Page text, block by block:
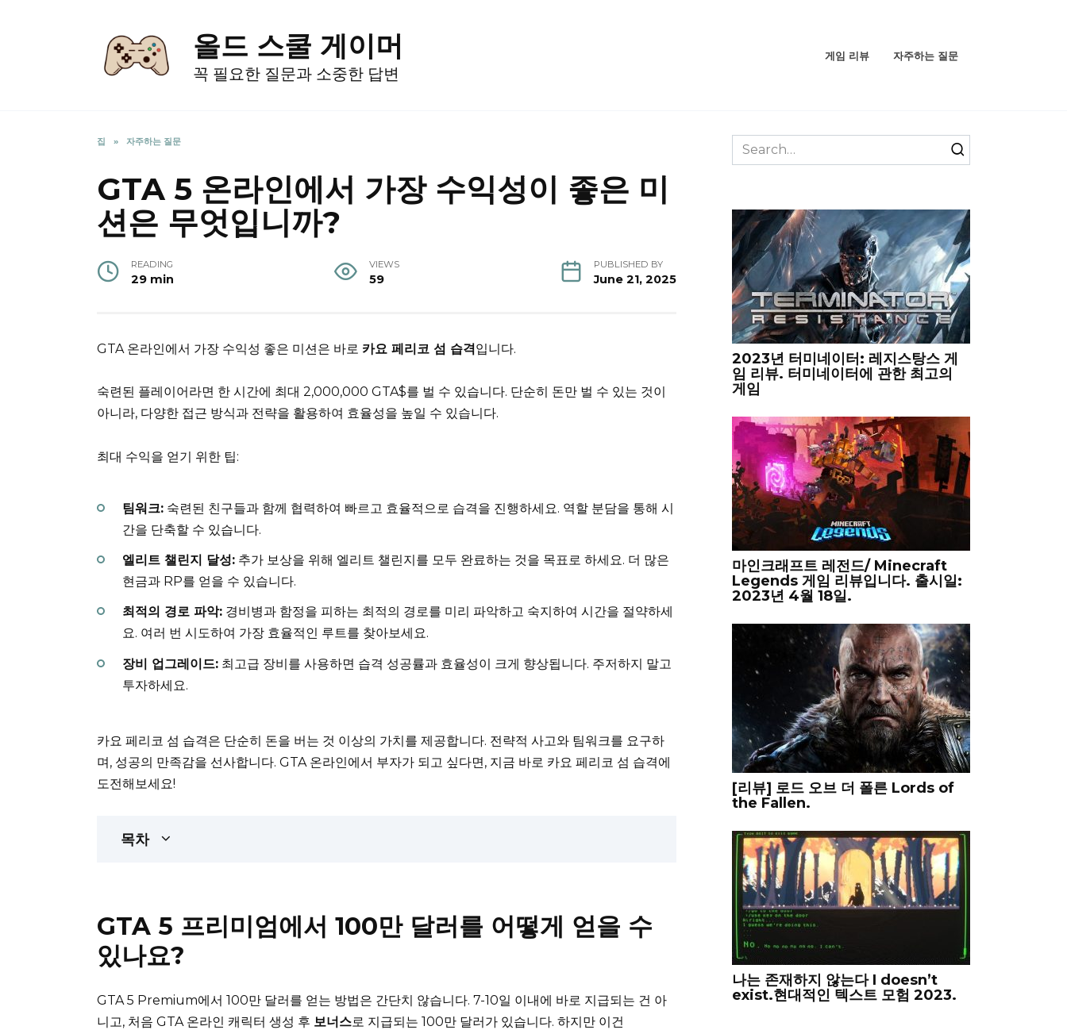
올드 스쿨 게이머
꼭 필요한 질문과 소중한 답변
게임 리뷰 자주하는 질문
집 » 자주하는 질문
GTA 5 온라인에서 가장 수익성이 좋은 미
션은 무엇입니까?
READING
29 min
VIEWS
59
PUBLISHED BY
June 21, 2025
GTA 온라인에서 가장 수익성 좋은 미션은 바로 카요 페리코 섬 습격입니다.
숙련된 플레이어라면 한 시간에 최대 2,000,000 GTA$를 벌 수 있습니다. 단순히 돈만 벌 수 있는 것이
아니라, 다양한 접근 방식과 전략을 활용하여 효율성을 높일 수 있습니다.
최대 수익을 얻기 위한 팁:
팀워크: 숙련된 친구들과 함께 협력하여 빠르고 효율적으로 습격을 진행하세요. 역할 분담을 통해 시
간을 단축할 수 있습니다.
엘리트 챌린지 달성: 추가 보상을 위해 엘리트 챌린지를 모두 완료하는 것을 목표로 하세요. 더 많은
현금과 RP를 얻을 수 있습니다.
최적의 경로 파악: 경비병과 함정을 피하는 최적의 경로를 미리 파악하고 숙지하여 시간을 절약하세
요. 여러 번 시도하여 가장 효율적인 루트를 찾아보세요.
장비 업그레이드: 최고급 장비를 사용하면 습격 성공률과 효율성이 크게 향상됩니다. 주저하지 말고
투자하세요.
카요 페리코 섬 습격은 단순히 돈을 버는 것 이상의 가치를 제공합니다. 전략적 사고와 팀워크를 요구하
며, 성공의 만족감을 선사합니다. GTA 온라인에서 부자가 되고 싶다면, 지금 바로 카요 페리코 섬 습격에
도전해보세요!
목차
GTA 5 프리미엄에서 100만 달러를 어떻게 얻을 수
있나요?
GTA 5 Premium에서 100만 달러를 얻는 방법은 간단치 않습니다. 7-10일 이내에 바로 지급되는 건 아
니고, 처음 GTA 온라인 캐릭터 생성 후 보너스로 지급되는 100만 달러가 있습니다. 하지만 이건
Search
for:
2023년 터미네이터: 레지스탕스 게
임 리뷰. 터미네이터에 관한 최고의
게임
마인크래프트 레전드/ Minecraft
Legends 게임 리뷰입니다. 출시일:
2023년 4월 18일.
[리뷰] 로드 오브 더 폴른 Lords of
the Fallen.
나는 존재하지 않는다 I doesn’t
exist.현대적인 텍스트 모험 2023.